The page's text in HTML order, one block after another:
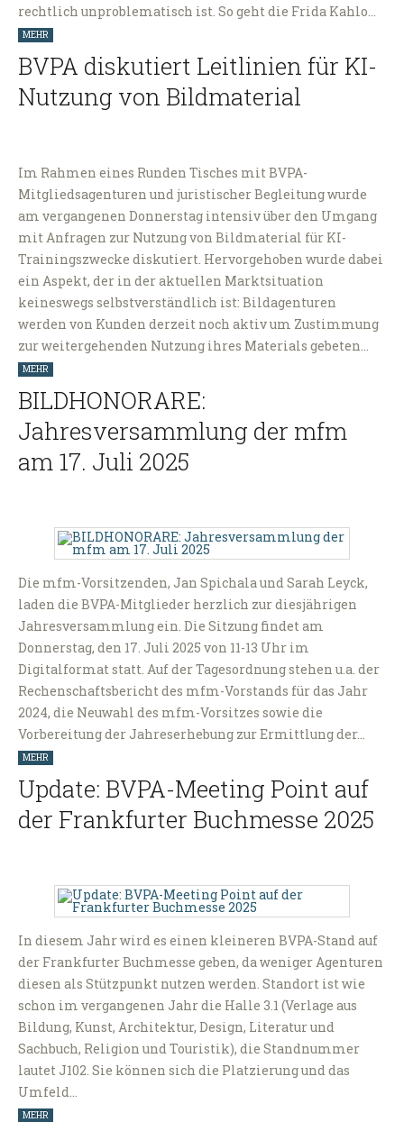
rechtlich unproblematisch ist. So geht die Frida Kahlo…
MEHR
BVPA diskutiert Leitlinien für KI-
Nutzung von Bildmaterial
Im Rahmen eines Runden Tisches mit BVPA-
Mitgliedsagenturen und juristischer Begleitung wurde
am vergangenen Donnerstag intensiv über den Umgang
mit Anfragen zur Nutzung von Bildmaterial für KI-
Trainingszwecke diskutiert. Hervorgehoben wurde dabei
ein Aspekt, der in der aktuellen Marktsituation
keineswegs selbstverständlich ist: Bildagenturen
werden von Kunden derzeit noch aktiv um Zustimmung
zur weitergehenden Nutzung ihres Materials gebeten…
MEHR
BILDHONORARE:
Jahresversammlung der mfm
am 17. Juli 2025
Die mfm-Vorsitzenden, Jan Spichala und Sarah Leyck,
laden die BVPA-Mitglieder herzlich zur diesjährigen
Jahresversammlung ein. Die Sitzung findet am
Donnerstag, den 17. Juli 2025 von 11-13 Uhr im
Digitalformat statt. Auf der Tagesordnung stehen u.a. der
Rechenschaftsbericht des mfm-Vorstands für das Jahr
2024, die Neuwahl des mfm-Vorsitzes sowie die
Vorbereitung der Jahreserhebung zur Ermittlung der…
MEHR
Update: BVPA-Meeting Point auf
der Frankfurter Buchmesse 2025
In diesem Jahr wird es einen kleineren BVPA-Stand auf
der Frankfurter Buchmesse geben, da weniger Agenturen
diesen als Stützpunkt nutzen werden. Standort ist wie
schon im vergangenen Jahr die Halle 3.1 (Verlage aus
Bildung, Kunst, Architektur, Design, Literatur und
Sachbuch, Religion und Touristik), die Standnummer
lautet J102. Sie können sich die Platzierung und das
Umfeld…
MEHR